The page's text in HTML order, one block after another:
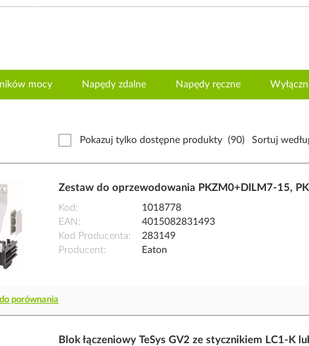
mocy Napędy zdalne Napędy ręczne
Pokazuj tylko dostępne produkty (90) Sortuj
Zestaw do oprzewodowania PKZM0+DILM7-15,
Kod
1018778
EAN
4015082831493
Kod Producenta
283149
Producent
Eaton
porównania
Blok łączeniowy TeSys GV2 ze stycznikiem LC1-K